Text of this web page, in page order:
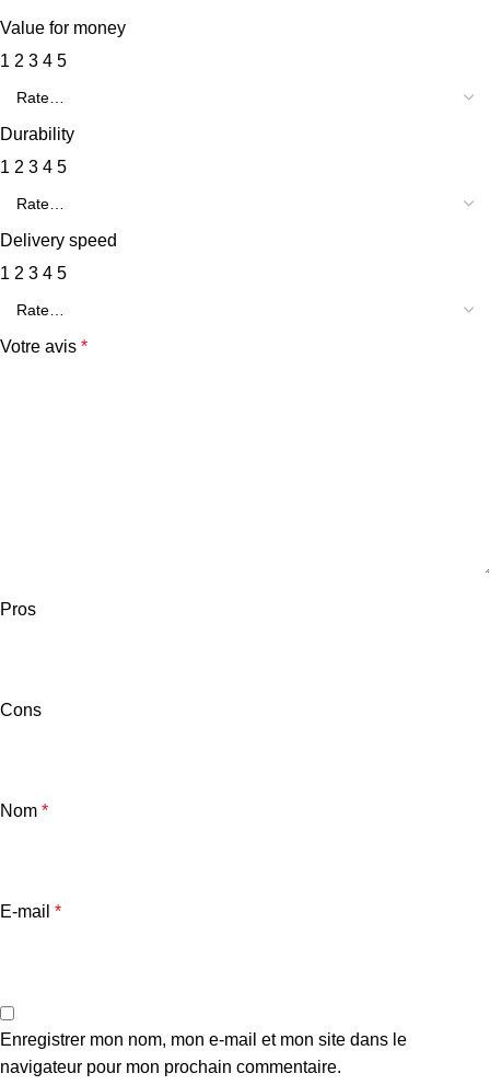
Value for money
1 2 3 4 5
Durability
1 2 3 4 5
Delivery speed
1 2 3 4 5
Votre avis *
Pros
Cons
Nom *
E-mail *
Enregistrer mon nom, mon e-mail et mon site dans le
navigateur pour mon prochain commentaire.